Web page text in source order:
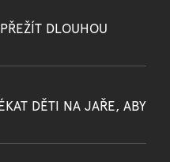
DLOUHOU
DĚTI NA JAŘE, ABY